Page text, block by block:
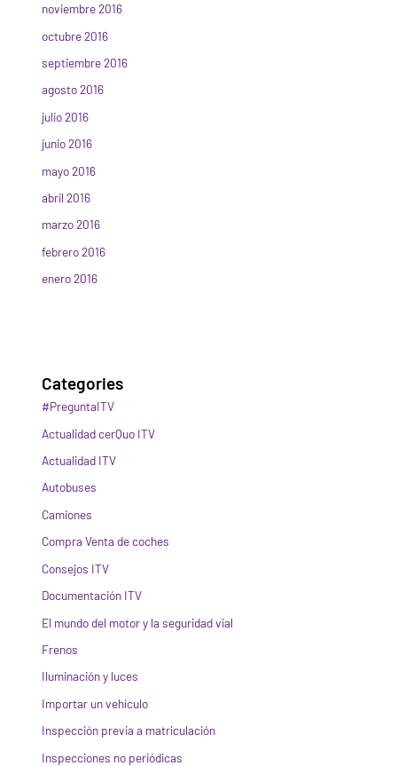
noviembre 2016
octubre 2016
septiembre 2016
agosto 2016
julio 2016
junio 2016
mayo 2016
abril 2016
marzo 2016
febrero 2016
enero 2016
Categories
#PreguntaITV
Actualidad cerQuo ITV
Actualidad ITV
Autobuses
Camiones
Compra Venta de coches
Consejos ITV
Documentación ITV
El mundo del motor y la seguridad vial
Frenos
Iluminación y luces
Importar un vehículo
Inspección previa a matriculación
Inspecciones no periódicas